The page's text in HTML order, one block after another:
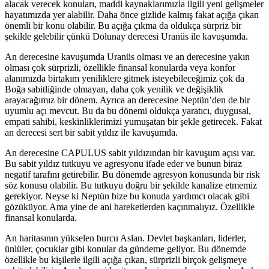
alacak verecek konuları, maddi kaynaklarımızla ilgili yeni gelişmeler
hayatımızda yer alabilir. Daha önce gizlide kalmış fakat açığa çıkan
önemli bir konu olabilir. Bu açığa çıkma da oldukça sürpriz bir
şekilde gelebilir çünkü Dolunay derecesi Uranüs ile kavuşumda.
An derecesine kavuşumda Uranüs olması ve an derecesine yakın
olması çok sürprizli, özellikle finansal konularda veya konfor
alanımızda birtakım yeniliklere gitmek isteyebileceğimiz çok da
Boğa sabitliğinde olmayan, daha çok yenilik ve değişiklik
arayacağımız bir dönem. Ayrıca an derecesine Neptün’den de bir
uyumlu açı mevcut. Bu da bu dönemi oldukça yaratıcı, duygusal,
empati sahibi, keskinliklerimizi yumuşatan bir şekle getirecek. Fakat
an derecesi sert bir sabit yıldız ile kavuşumda.
An derecesine CAPULUS sabit yıldızından bir kavuşum açısı var.
Bu sabit yıldız tutkuyu ve agresyonu ifade eder ve bunun biraz
negatif tarafını getirebilir. Bu dönemde agresyon konusunda bir risk
söz konusu olabilir. Bu tutkuyu doğru bir şekilde kanalize etmemiz
gerekiyor. Neyse ki Neptün bize bu konuda yardımcı olacak gibi
gözüküyor. Ama yine de ani hareketlerden kaçınmalıyız. Özellikle
finansal konularda.
An haritasının yükselen burcu Aslan. Devlet başkanları, liderler,
ünlüler, çocuklar gibi konular da gündeme geliyor. Bu dönemde
özellikle bu kişilerle ilgili açığa çıkan, sürprizli birçok gelişmeye